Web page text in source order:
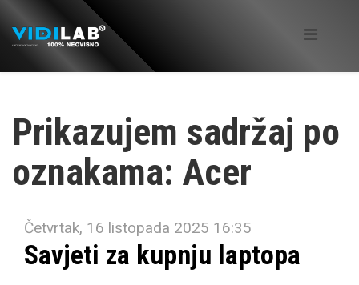
Prikazujem sadržaj po
oznakama: Acer
Četvrtak, 16 listopada 2025 16:35
Savjeti za kupnju laptopa